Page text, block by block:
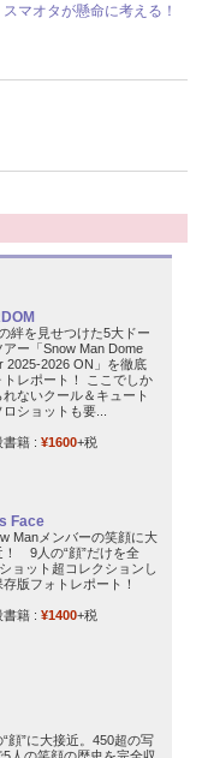
マオタが懸命に考える！
絆を見せつけた5大ドー
アー「Snow Man Dome
2025-2026 ON」を徹底
トレポート！ ここでしか
れないクール＆キュート
ロショットも要...
書籍 : ¥1600+税
Face
Manメンバーの笑顔に大
！ 9人の“顔”だけを全
ョット超コレクションし
存版フォトレポート！
書籍 : ¥1400+税
“顔”に大接近。450超の写